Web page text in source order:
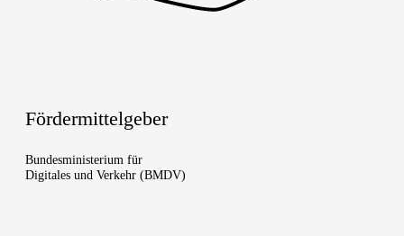
För­der­mit­tel­ge­ber
Bun­des­mi­nis­te­ri­um für
Digi­ta­les und Ver­kehr (BMDV)